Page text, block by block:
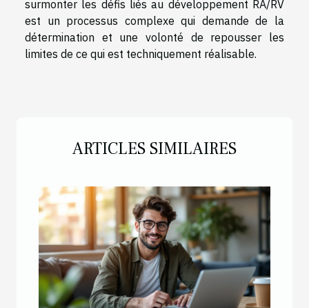
surmonter les défis liés au développement RA/RV
est un processus complexe qui demande de la
détermination et une volonté de repousser les
limites de ce qui est techniquement réalisable.
ARTICLES SIMILAIRES